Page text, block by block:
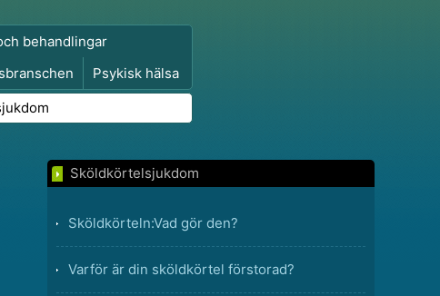
behandlingar
Psykisk hälsa
Sköldkörtelsjukdom
Sköldkörteln:Vad gör den?
Varför är din sköldkörtel förstorad?